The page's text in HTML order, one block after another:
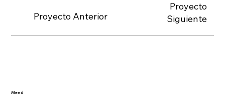
Proyecto
Siguiente
Proyecto Anterior
Menú